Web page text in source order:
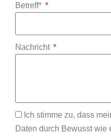
Betreff*
Nachricht
Ich stimme zu, dass
Daten durch Bewusst wie